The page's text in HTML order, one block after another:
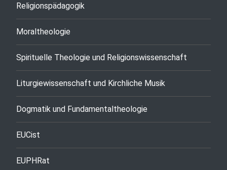
Religionspädagogik
Moraltheologie
Spirituelle Theologie und Religionswissenschaft
Liturgiewissenschaft und Kirchliche Musik
Dogmatik und Fundamentaltheologie
EUCist
EUPHRat